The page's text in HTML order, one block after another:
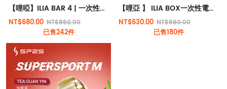
【哩啞】ILIA BAR 4 | 一次性抛棄式電子煙 | 6500口拋棄式 | 哩啞四代新品 | 台灣現貨
NT$680.00 NT$860.00
已售242件
【哩亞 】 ILIA BOX一次性電子煙 | 三代抛棄式電子煙 | 台灣現貨
NT$630.00 NT$860.00
已售180件